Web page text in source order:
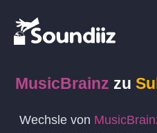
MusicBrainz zu
Wechsle von